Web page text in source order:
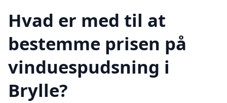
Hvad er med til at
bestemme prisen på
vinduespudsning i
Brylle?